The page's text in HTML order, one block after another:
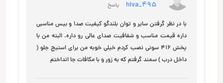
پاسخ
با در نظر گرفتن سایر و توان بلندگو کیفیت صدا و بیس مناسبی
داره قیمت مناسب و شفافیت صدای عالی رو داره. البته من با
پخش 416 سونی نصب کردم خیلی خوبه من برای استیج جلو (
داخل درب ) سمند گرفتم که به زور و با مکافات جا انداختم